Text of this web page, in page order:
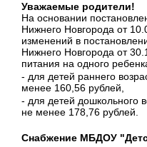
Уважаемые родители!
На основании
Нижнего Новгорода от
изменений в
Нижнего Новгорода от
питания на одного
- для детей раннего
менее 160,56 рублей,
- для детей дошкольного
не менее 178,76 рублей.
Снабжение МБДОУ